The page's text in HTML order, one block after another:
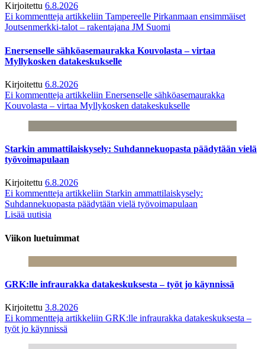
Kirjoitettu 6.8.2026
Ei kommentteja artikkeliin Tampereelle Pirkanmaan ensimmäiset
Joutsenmerkki-talot – rakentajana JM Suomi
Enersenselle sähköasemaurakka Kouvolasta – virtaa
Myllykosken datakeskukselle
Kirjoitettu 6.8.2026
Ei kommentteja artikkeliin Enersenselle sähköasemaurakka
Kouvolasta – virtaa Myllykosken datakeskukselle
Starkin ammattilaiskysely: Suhdannekuopasta päädytään vielä
työvoimapulaan
Kirjoitettu 6.8.2026
Ei kommentteja artikkeliin Starkin ammattilaiskysely:
Suhdannekuopasta päädytään vielä työvoimapulaan
Lisää uutisia
Viikon luetuimmat
GRK:lle infraurakka datakeskuksesta – työt jo käynnissä
Kirjoitettu 3.8.2026
Ei kommentteja artikkeliin GRK:lle infraurakka datakeskuksesta –
työt jo käynnissä